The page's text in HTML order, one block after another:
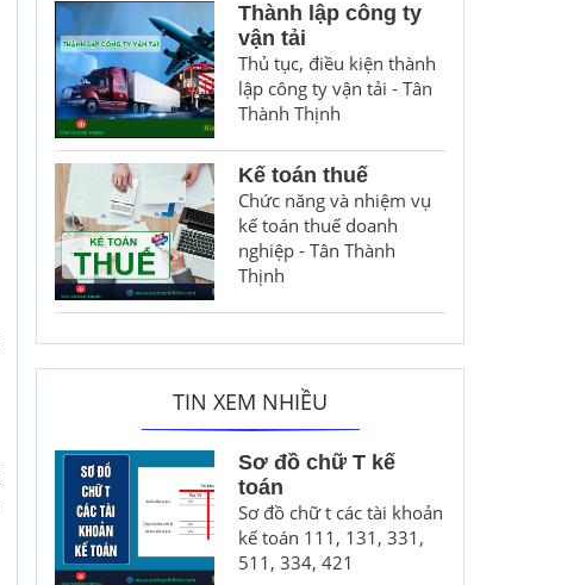
Thành lập công ty
vận tải
Thủ tục, điều kiện thành
lập công ty vận tải - Tân
Thành Thịnh
Kế toán thuế
Chức năng và nhiệm vụ
kế toán thuế doanh
nghiệp - Tân Thành
Thịnh
TIN XEM NHIỀU
Sơ đồ chữ T kế
toán
Sơ đồ chữ t các tài khoản
kế toán 111, 131, 331,
511, 334, 421